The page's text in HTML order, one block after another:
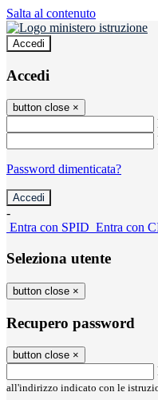
Salta al contenuto
Accedi
Accedi
button close ×
Password dimenticata?
-
Entra con SPID Entra con
Seleziona utente
button close ×
Recupero password
button close ×
all'indirizzo indicato con le